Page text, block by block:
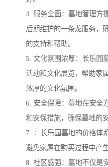
4. 服务全面：墓地管理方
后期维护的一条龙服务，
的支持和帮助。
5. 文化氛围浓厚：长乐园
活动和文化展览，帮助家
浓厚的文化氛围。
6. 安全保障：墓地在安全
和安保措施，确保墓地的
7. ：长乐园墓地的价格体
避免家属在购买过程中产
8. 社区感强：墓地不仅是